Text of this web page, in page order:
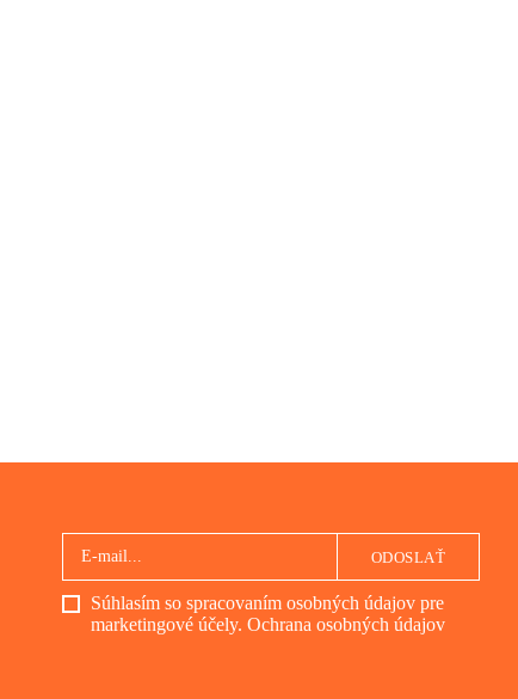
Súhlasím so spracovaním osobných údajov pre
marketingové účely. Ochrana osobných údajov
ODOSLAŤ